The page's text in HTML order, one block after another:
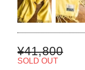
¥41,800
SOLD OUT